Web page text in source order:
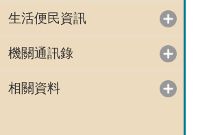
生活便民資訊
機關通訊錄
相關資料